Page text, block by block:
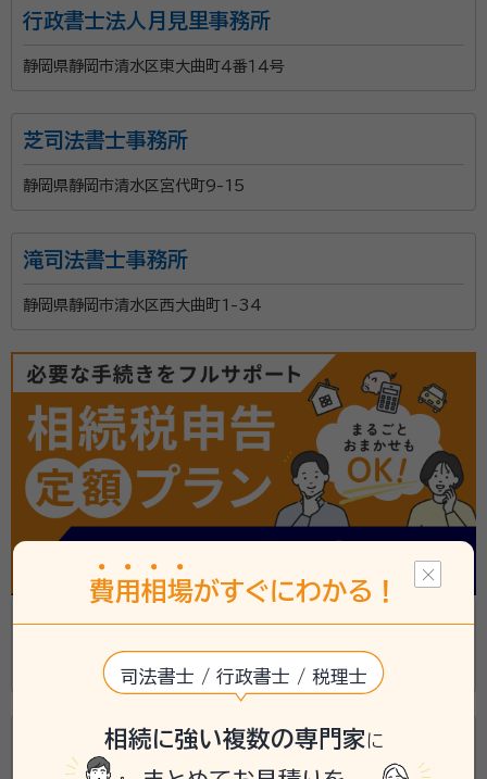
行政書士法人月見里事務所
静岡県静岡市清水区東大曲町４番１４号
芝司法書士事務所
静岡県静岡市清水区宮代町9-15
滝司法書士事務所
静岡県静岡市清水区西大曲町1-34
行政書士水﨑智美事務所
静岡県静岡市清水区辻四丁目９番１６号
行政書士望月敬介事務所
費用 相場がすぐにわかる！
司法書士 / 行政書士 / 税理士
相続に強い複数の専門家に